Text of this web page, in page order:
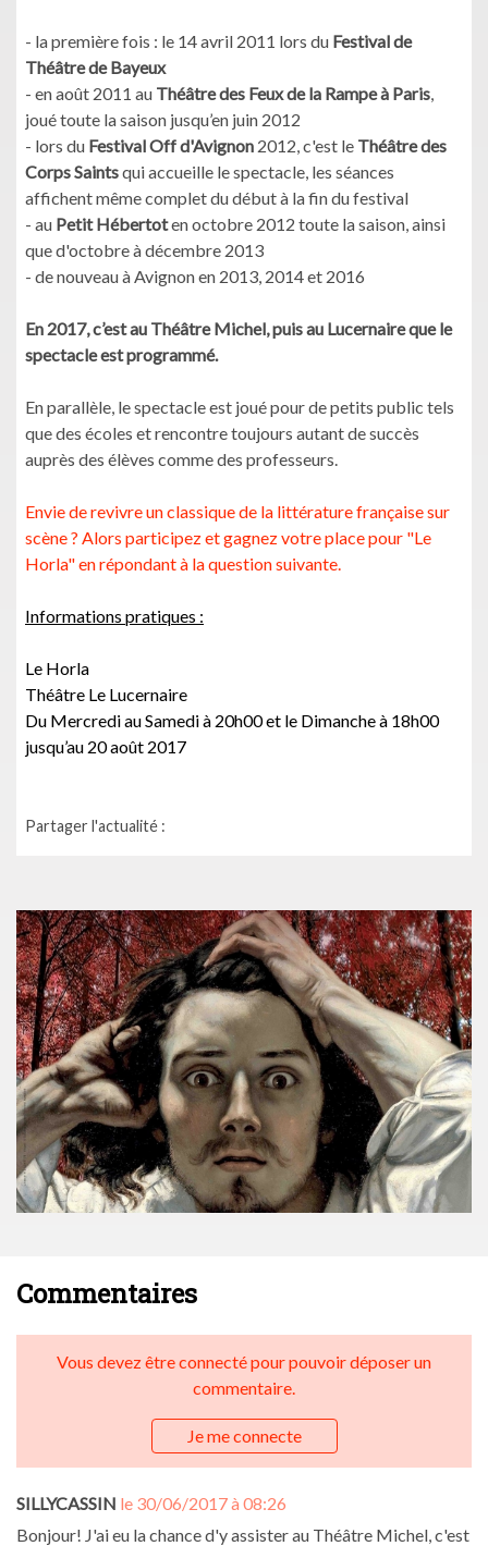
- la première fois : le 14 avril 2011 lors du Festival de
Théâtre de Bayeux
- en août 2011 au Théâtre des Feux de la Rampe à Paris,
joué toute la saison jusqu’en juin 2012
- lors du Festival Off d'Avignon 2012, c'est le Théâtre des
Corps Saintsqui accueille le spectacle, les séances
affichent même complet du début à la fin du festival
- au Petit Hébertoten octobre 2012 toute la saison, ainsi
que d'octobre à décembre 2013
- de nouveau à Avignon en 2013, 2014 et 2016
En 2017, c’est au Théâtre Michel, puis au Lucernaire que le
spectacle est programmé.
En parallèle, le spectacle est joué pour de petits public tels
que des écoles et rencontre toujours autant de succès
auprès des élèves comme des professeurs.
Envie de revivre un classique de la littérature française sur
scène ? Alors participez et gagnez votre place pour "Le
Horla" en répondant à la question suivante.
Informations pratiques :
Le Horla
Théâtre Le Lucernaire
Du Mercredi au Samedi à 20h00 et le Dimanche à 18h00
jusqu’au 20 août 2017
Partager l'actualité :
Commentaires
Vous devez être connecté pour pouvoir déposer un
commentaire.
Je me connecte
SILLYCASSIN le 30/06/2017 à 08:26
Bonjour! J'ai eu la chance d'y assister au Théâtre Michel, c'est